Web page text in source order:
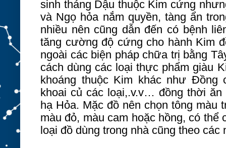
sinh tháng Dậu thuộc Kim cứng
và Ngọ hỏa nắm quyền, tàng ẩn
nhiều nên cũng dẫn đến có bệnh
tăng cường độ cứng cho hành Kim
ngoài các biện pháp chữa trị bằng
cách dùng các loại thực phẩm giàu
khoáng thuộc Kim khác như Đồng
khoai củ các loại,.v.v… đồng thời
hạ Hỏa. Mặc đồ nên chọn tông màu
màu đỏ, màu cam hoặc hồng, có
loại đồ dùng trong nhà cũng theo